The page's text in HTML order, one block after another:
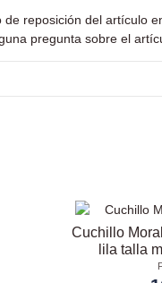
reposición del artículo
pregunta sobre el
Cuchillo
lila talla